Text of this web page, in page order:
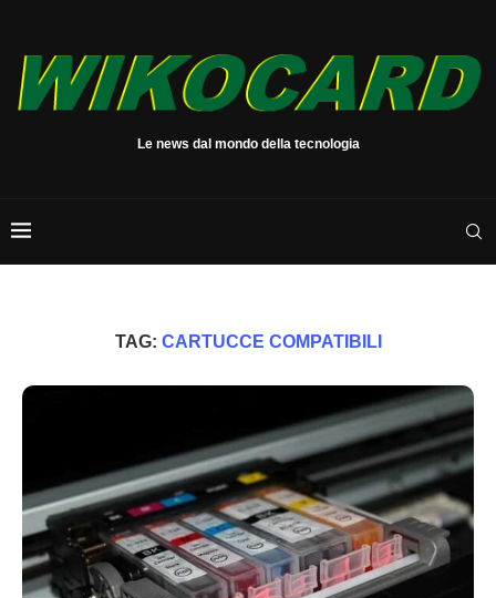
Le news dal mondo della tecnologia
TAG: CARTUCCE COMPATIBILI